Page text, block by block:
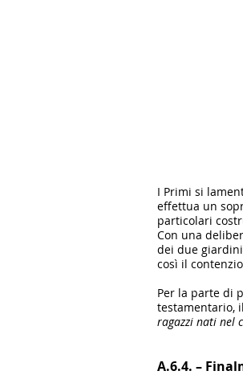
I Primi si
effettua un
particolari
Con una
dei due
così il
Per la parte di
testamentario,
ragazzi nati nel
A.6.4. –